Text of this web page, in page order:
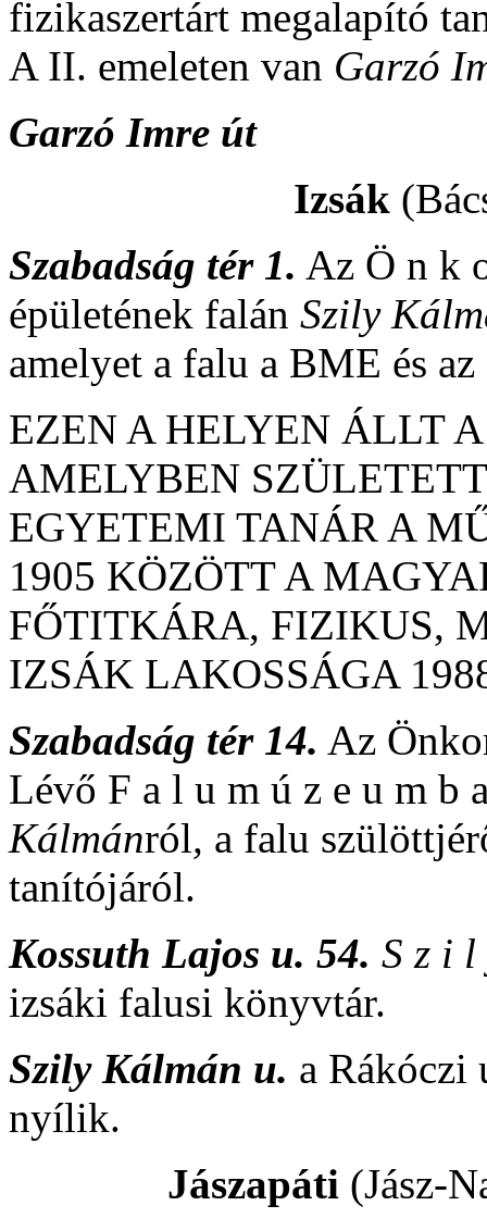
fizikaszertárt megalapító
A II. emeleten van Garzó
Garzó Imre út
Izsák
Szabadság tér 1. Az Ö n k
épületének falán Szily
amelyet a falu a BME és
EZEN A HELYEN ÁLLT
AMELYBEN
EGYETEMI TANÁR A
1905 KÖZÖTT A
FŐTITKÁRA, FIZIKUS,
IZSÁK LAKOSSÁGA
Szabadság tér 14. Az
Lévő F a l u m ú z e u m b
Kálmánról, a falu
tanítójáról.
Kossuth Lajos u. 54. S z i
izsáki falusi könyvtár.
Szily Kálmán u. a Rákóczi
nyílik.
Jászapáti (Jász-